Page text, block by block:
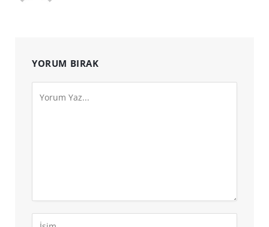
YORUM BIRAK